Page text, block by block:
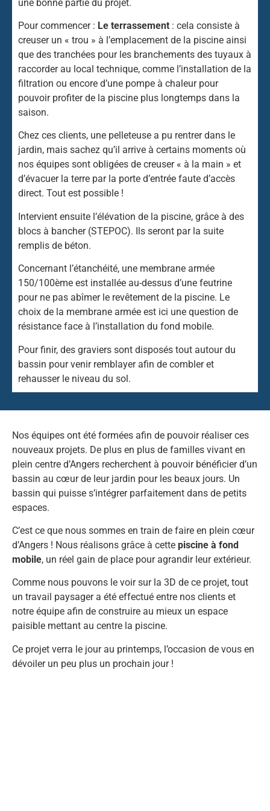
une bonne partie du projet.
Pour commencer : Le terrassement : cela consiste à
creuser un « trou » à l’emplacement de la piscine ainsi
que des tranchées pour les branchements des tuyaux à
raccorder au local technique, comme l’installation de la
filtration ou encore d’une pompe à chaleur pour
pouvoir profiter de la piscine plus longtemps dans la
saison.
Chez ces clients, une pelleteuse a pu rentrer dans le
jardin, mais sachez qu’il arrive à certains moments où
nos équipes sont obligées de creuser « à la main » et
d’évacuer la terre par la porte d’entrée faute d’accès
direct. Tout est possible !
Intervient ensuite l’élévation de la piscine, grâce à des
blocs à bancher (STEPOC). Ils seront par la suite
remplis de béton.
Concernant l’étanchéité, une membrane armée
150/100ème est installée au-dessus d’une feutrine
pour ne pas abîmer le revêtement de la piscine. Le
choix de la membrane armée est ici une question de
résistance face à l’installation du fond mobile.
Pour finir, des graviers sont disposés tout autour du
bassin pour venir remblayer afin de combler et
rehausser le niveau du sol.
Nos équipes ont été formées afin de pouvoir réaliser ces
nouveaux projets. De plus en plus de familles vivant en
plein centre d’Angers recherchent à pouvoir bénéficier d’un
bassin au cœur de leur jardin pour les beaux jours. Un
bassin qui puisse s’intégrer parfaitement dans de petits
espaces.
C’est ce que nous sommes en train de faire en plein cœur
d’Angers ! Nous réalisons grâce à cette piscine à fond
mobile, un réel gain de place pour agrandir leur extérieur.
Comme nous pouvons le voir sur la 3D de ce projet, tout
un travail paysager a été effectué entre nos clients et
notre équipe afin de construire au mieux un espace
paisible mettant au centre la piscine.
Ce projet verra le jour au printemps, l’occasion de vous en
dévoiler un peu plus un prochain jour !